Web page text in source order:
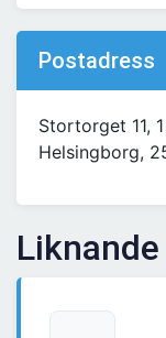
Postadress
Stortorget 11,
Helsingborg,